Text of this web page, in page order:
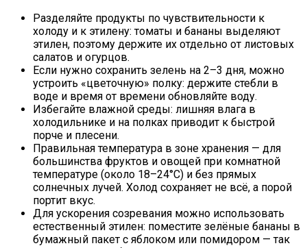
Разделяйте продукты по чувствительности к
холоду и к этилену: томаты и бананы выделяют
этилен, поэтому держите их отдельно от листовых
салатов и огурцов.
Если нужно сохранить зелень на 2–3 дня, можно
устроить «цветочную» полку: держите стебли в
воде и время от времени обновляйте воду.
Избегайте влажной среды: лишняя влага в
холодильнике и на полках приводит к быстрой
порче и плесени.
Правильная температура в зоне хранения — для
большинства фруктов и овощей при комнатной
температуре (около 18–24°C) и без прямых
солнечных лучей. Холод сохраняет не всё, а порой
портит вкус.
Для ускорения созревания можно использовать
естественный этилен: поместите зелёные бананы в
бумажный пакет с яблоком или помидором — так